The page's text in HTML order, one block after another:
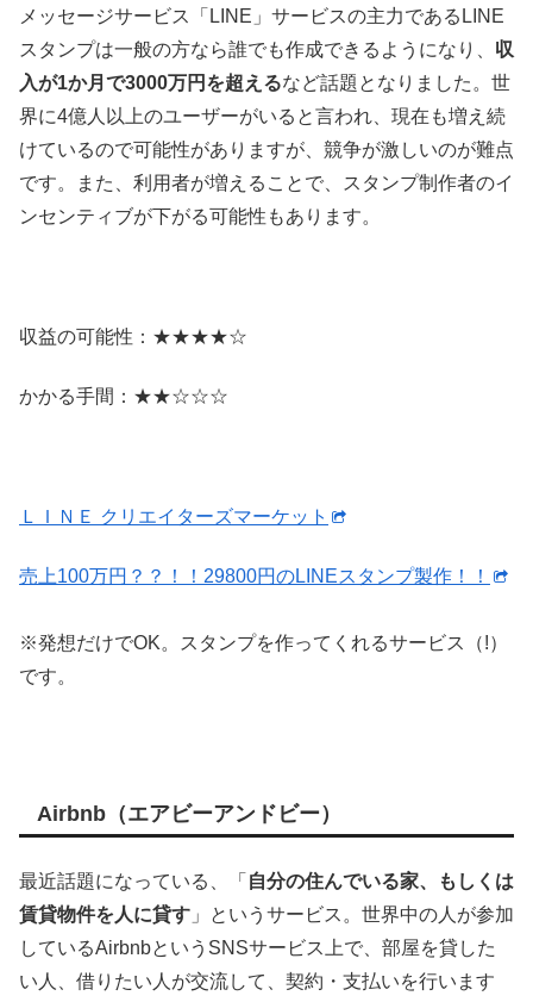
メッセージサービス「LINE」サービスの主力であるLINE
スタンプは一般の方なら誰でも作成できるようになり、 収
入が1か月で3000万円を超えるなど話題となりました。世
界に4億人以上のユーザーがいると言われ、現在も増え続
けているので可能性がありますが、競争が激しいのが難点
です。また、利用者が増えることで、スタンプ制作者のイ
ンセンティブが下がる可能性もあります。
収益の可能性：★★★★☆
かかる手間：★★☆☆☆
ＬＩＮＥ クリエイターズマーケット
売上100万円？？！！29800円のLINEスタンプ製作！！
※発想だけでOK。スタンプを作ってくれるサービス（!）
です。
Airbnb（エアビーアンドビー）
最近話題になっている、「 自分の住んでいる家、もしくは
賃貸物件を人に貸す 」というサービス。世界中の人が参加
しているAirbnbというSNSサービス上で、部屋を貸した
い人、借りたい人が交流して、契約・支払いを行います